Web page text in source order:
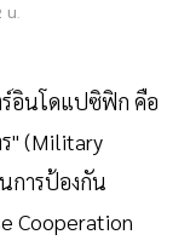
น.
ร์อินโดแปซิฟิก คือ
" (Military
การป้องกัน
Cooperation